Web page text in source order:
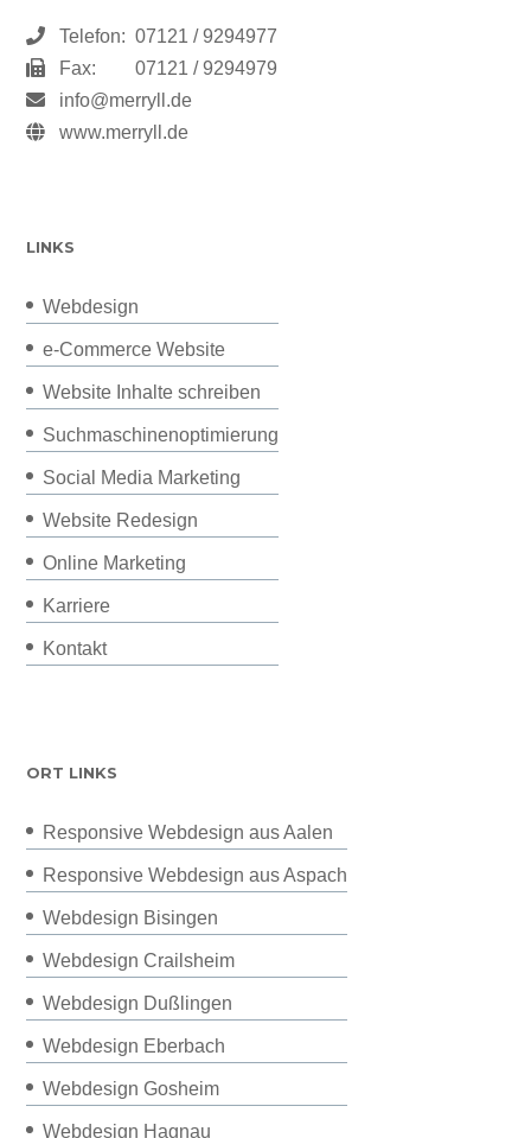
Telefon: 07121 / 9294977
Fax:
07121 / 9294979
info@merryll.de
www.merryll.de
LINKS
Webdesign
e-Commerce Website
Website Inhalte schreiben
Suchmaschinenoptimierung
Social Media Marketing
Website Redesign
Online Marketing
Karriere
Kontakt
ORT LINKS
Responsive Webdesign aus Aalen
Responsive Webdesign aus Aspach
Webdesign Bisingen
Webdesign Crailsheim
Webdesign Dußlingen
Webdesign Eberbach
Webdesign Gosheim
Webdesign Hagnau